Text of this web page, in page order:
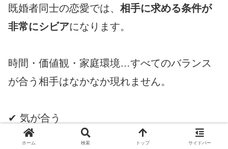
既婚者同士の恋愛では、 相手に求める条件が
非常にシビアになります。
時間・価値観・家庭環境…すべてのバランス
が合う相手はなかなか現れません。
✔ 気が合う
✔ タイミングが合う
ホーム 検索 トップ サイドバー